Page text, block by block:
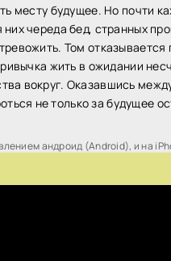
месту будущее. Но почти
череда бед, странных
Том отказывается
жить в ожидании
вокруг. Оказавшись
не только за будущее
андроид (Android), и на